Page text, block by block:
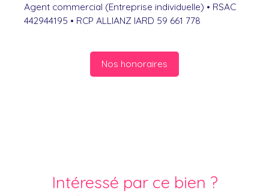
Agent commercial (Entreprise individuelle) • RSAC
442944195 • RCP ALLIANZ IARD 59 661 778
Nos honoraires
Intéressé par ce bien ?